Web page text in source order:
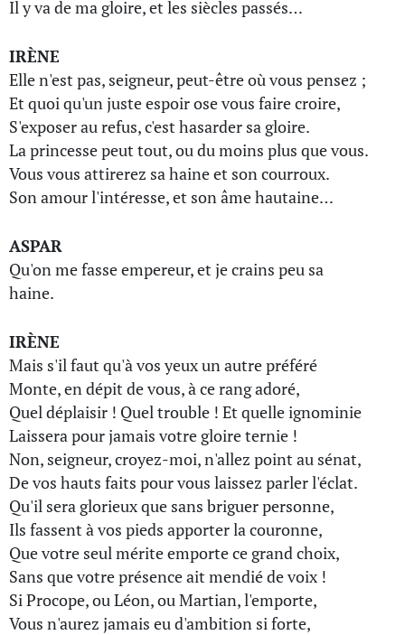
Il y va de ma gloire, et les siècles passés…
IRÈNE
Elle n'est pas, seigneur, peut-être où vous pensez ;
Et quoi qu'un juste espoir ose vous faire croire,
S'exposer au refus, c'est hasarder sa gloire.
La princesse peut tout, ou du moins plus que vous.
Vous vous attirerez sa haine et son courroux.
Son amour l'intéresse, et son âme hautaine…
ASPAR
Qu'on me fasse empereur, et je crains peu sa
haine.
IRÈNE
Mais s'il faut qu'à vos yeux un autre préféré
Monte, en dépit de vous, à ce rang adoré,
Quel déplaisir ! Quel trouble ! Et quelle ignominie
Laissera pour jamais votre gloire ternie !
Non, seigneur, croyez-moi, n'allez point au sénat,
De vos hauts faits pour vous laissez parler l'éclat.
Qu'il sera glorieux que sans briguer personne,
Ils fassent à vos pieds apporter la couronne,
Que votre seul mérite emporte ce grand choix,
Sans que votre présence ait mendié de voix !
Si Procope, ou Léon, ou Martian, l'emporte,
Vous n'aurez jamais eu d'ambition si forte,